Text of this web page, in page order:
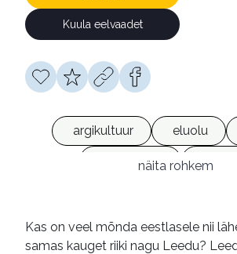
Kuula eelvaadet
argikultuur eluolu
Leedu (riik)
heliraamatud
näita rohkem
Kas on veel mõnda eestlasele nii
samas kauget riiki nagu Leedu?